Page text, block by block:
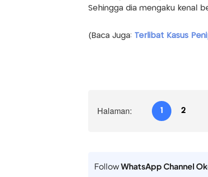
Sehingga dia mengaku kenal
(Baca Juga: Terlibat Kasus
Halaman: 1 2
FollowWhatsApp Channel